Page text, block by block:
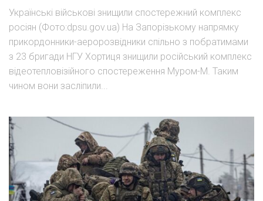
Українські військові знищили спостережний комплекс
росіян (Фото:dpsu.gov.ua) На Запорізькому напрямку
прикордонники-аеророзвідники спільно з побратимами
з 23 бригади НГУ Хортиця знищили російський комплекс
відеотепловізійного спостереження Муром-М. Таким
чином вони засліпили...